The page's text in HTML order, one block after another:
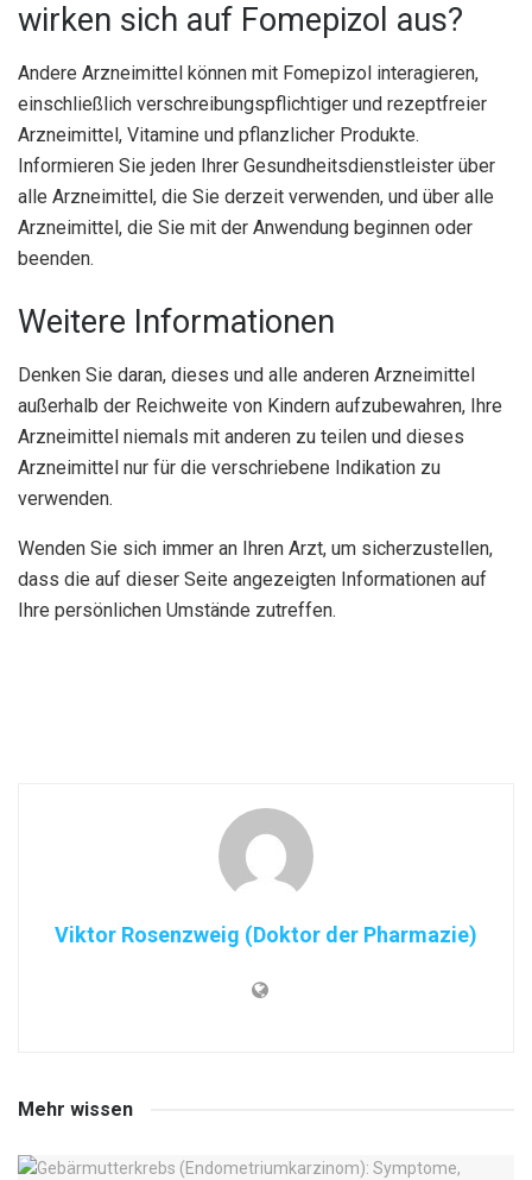
wirken sich auf Fomepizol aus?
Andere Arzneimittel können mit Fomepizol interagieren,
einschließlich verschreibungspflichtiger und rezeptfreier
Arzneimittel, Vitamine und pflanzlicher Produkte.
Informieren Sie jeden Ihrer Gesundheitsdienstleister über
alle Arzneimittel, die Sie derzeit verwenden, und über alle
Arzneimittel, die Sie mit der Anwendung beginnen oder
beenden.
Weitere Informationen
Denken Sie daran, dieses und alle anderen Arzneimittel
außerhalb der Reichweite von Kindern aufzubewahren, Ihre
Arzneimittel niemals mit anderen zu teilen und dieses
Arzneimittel nur für die verschriebene Indikation zu
verwenden.
Wenden Sie sich immer an Ihren Arzt, um sicherzustellen,
dass die auf dieser Seite angezeigten Informationen auf
Ihre persönlichen Umstände zutreffen.
Viktor Rosenzweig (Doktor der Pharmazie)
Mehr wissen